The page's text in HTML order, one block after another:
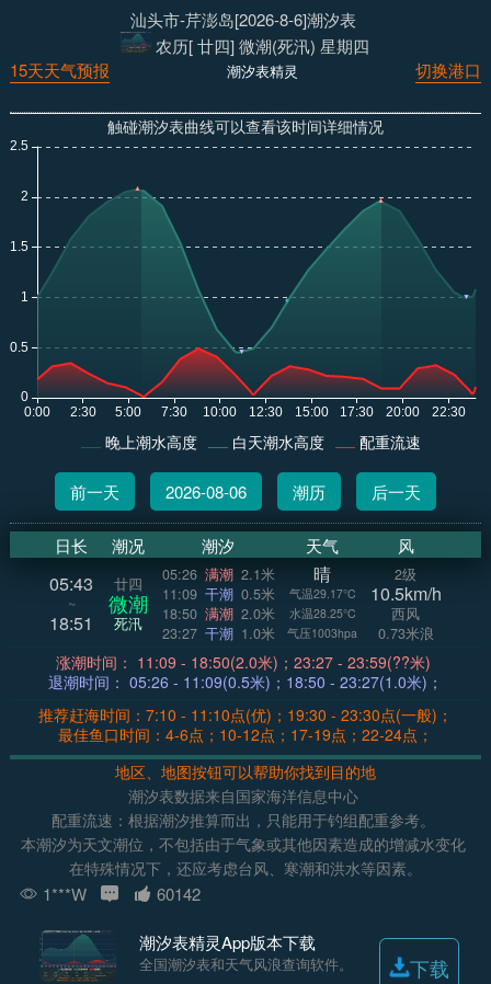
汕头市-芹澎岛[2026-8-6]潮汐表
农历[ 廿四] 微潮(死汛) 星期四
切换港口
潮汐表精灵
15天天气预报
触碰潮汐表曲线可以查看该时间详细情况
晚上潮水高度 白天潮水高度 配重流速
前一天 2026-08-06 潮历 后一天
日长 潮况 潮汐 天气 风
05:43
~
18:51
廿四
微潮
死汛
05:26 满潮 2.1米
11:09 干潮 0.5米
18:50 满潮 2.0米
23:27 干潮 1.0米
晴
气温29.17°C
水温28.25°C
气压1003hpa
2级
10.5km/h
西风
0.73米浪
涨潮时间： 11:09 - 18:50(2.0米)；23:27 - 23:59(??米)
退潮时间： 05:26 - 11:09(0.5米)；18:50 - 23:27(1.0米)；
推荐赶海时间：7:10 - 11:10点(优)；19:30 - 23:30点(一般)；
最佳鱼口时间：4-6点；10-12点；17-19点；22-24点；
地区、地图按钮可以帮助你找到目的地
潮汐表数据来自国家海洋信息中心
配重流速：根据潮汐推算而出，只能用于钓组配重参考。
本潮汐为天文潮位，不包括由于气象或其他因素造成的增减水变化
在特殊情况下，还应考虑台风、寒潮和洪水等因素。
1***W 60142
潮汐表精灵App版本下载
全国潮汐表和天气风浪查询软件。 下载